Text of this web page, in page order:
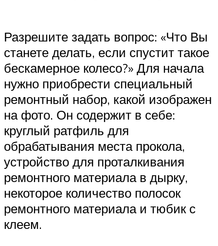
Разрешите задать вопрос: «Что Вы
станете делать, если спустит такое
бескамерное колесо?» Для начала
нужно приобрести специальный
ремонтный набор, какой изображен
на фото. Он содержит в себе:
круглый ратфиль для
обрабатывания места прокола,
устройство для проталкивания
ремонтного материала в дырку,
некоторое количество полосок
ремонтного материала и тюбик с
клеем.